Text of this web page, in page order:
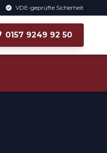
VDE-geprüfte Sicherheit
0157 9249 92 50